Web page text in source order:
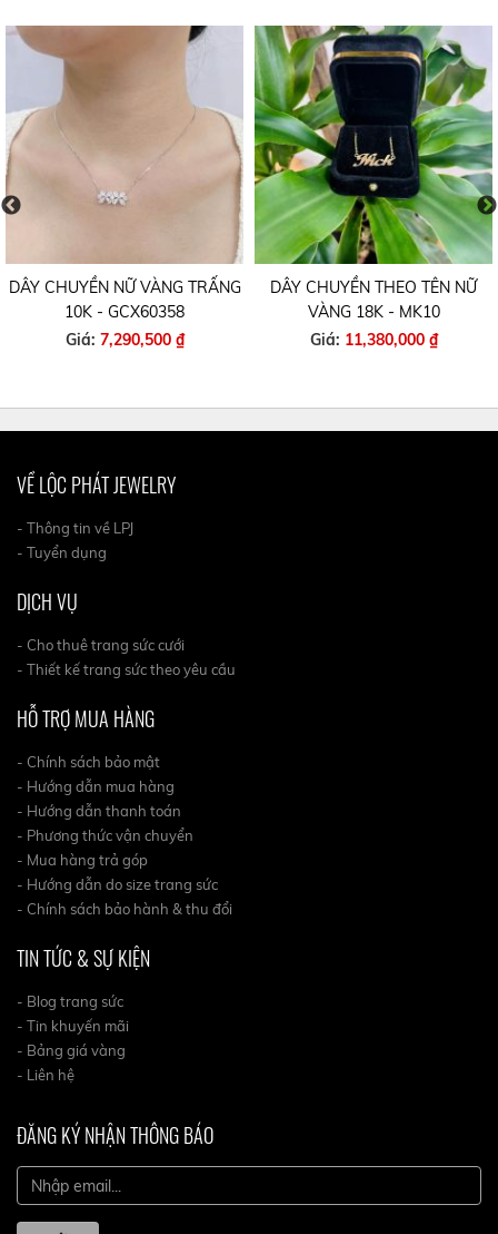
DÂY CHUYỀN NỮ VÀNG TRẤNG
10K - GCX60358
Giá: 7,290,500 ₫
DÂY CHUYỀN THEO TÊN NỮ
VÀNG 18K - MK10
Giá: 11,380,000 ₫
VỀ LỘC PHÁT JEWELRY
- Thông tin về LPJ
- Tuyển dụng
DỊCH VỤ
- Cho thuê trang sức cưới
- Thiết kế trang sức theo yêu cầu
HỖ TRỢ MUA HÀNG
- Chính sách bảo mật
- Hướng dẫn mua hàng
- Hướng dẫn thanh toán
- Phương thức vận chuyển
- Mua hàng trả góp
- Hướng dẫn do size trang sức
- Chính sách bảo hành & thu đổi
TIN TỨC & SỰ KIỆN
- Blog trang sức
- Tin khuyến mãi
- Bảng giá vàng
- Liên hệ
ĐĂNG KÝ NHẬN THÔNG BÁO